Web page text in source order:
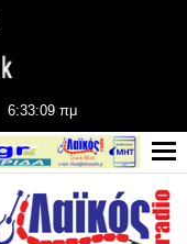
6:33:10 πμ